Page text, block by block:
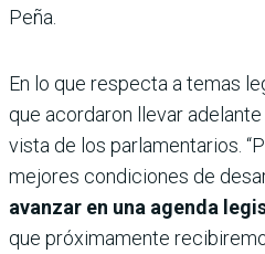
Peña.
En lo que respecta a temas
que acordaron llevar
vista de los parlamentarios.
mejores condiciones de
avanzar en una agenda
que próximamente